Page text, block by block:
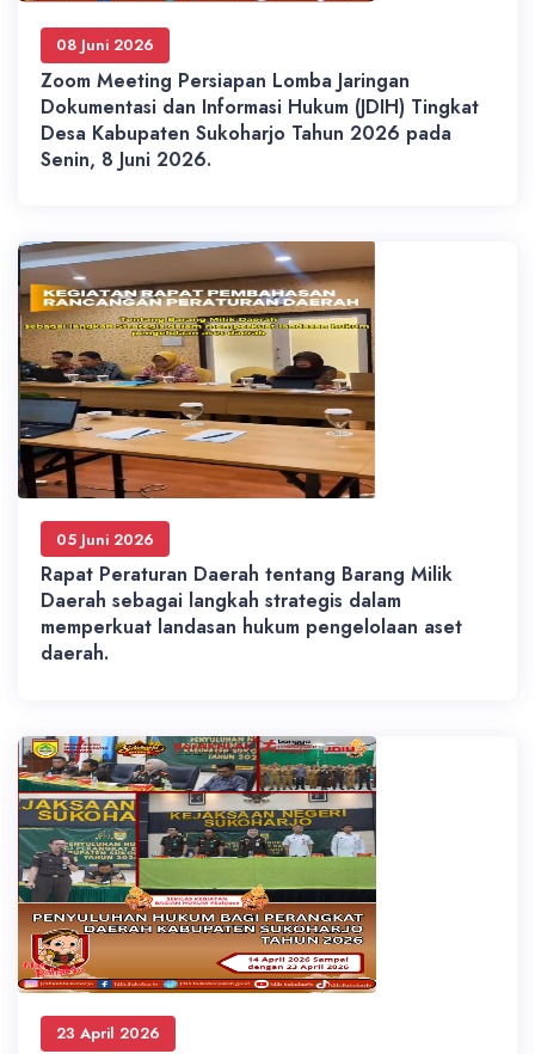
08 Juni 2026
Zoom Meeting Persiapan Lomba Jaringan
Dokumentasi dan Informasi Hukum (JDIH) Tingkat
Desa Kabupaten Sukoharjo Tahun 2026 pada
Senin, 8 Juni 2026.
05 Juni 2026
Rapat Peraturan Daerah tentang Barang Milik
Daerah sebagai langkah strategis dalam
memperkuat landasan hukum pengelolaan aset
daerah.
23 April 2026